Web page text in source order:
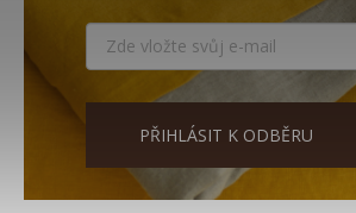
PŘIHLÁSIT K ODBĚRU